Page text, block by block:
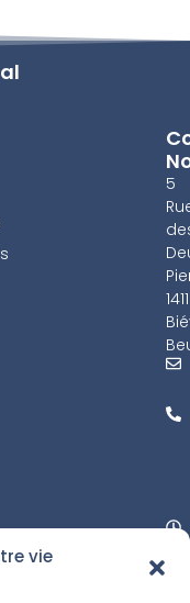
vie
5